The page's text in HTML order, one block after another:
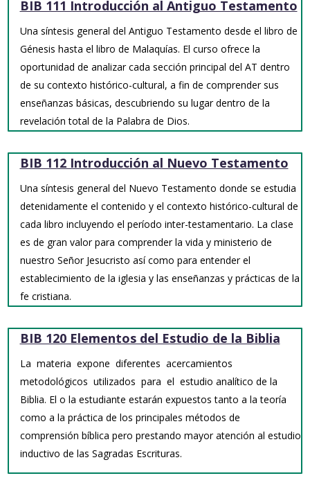
BIB 111 Introducción al Antiguo Testamento
Una síntesis general del Antiguo Testamento desde el libro de
Génesis hasta el libro de Malaquías. El curso ofrece la
oportunidad de analizar cada sección principal del AT dentro
de su contexto histórico-cultural, a fin de comprender sus
enseñanzas básicas, descubriendo su lugar dentro de la
revelación total de la Palabra de Dios.
BIB 112 Introducción al Nuevo Testamento
Una síntesis general del Nuevo Testamento donde se estudia
detenidamente el contenido y el contexto histórico-cultural de
cada libro incluyendo el período inter-testamentario. La clase
es de gran valor para comprender la vida y ministerio de
nuestro Señor Jesucristo así como para entender el
establecimiento de la iglesia y las enseñanzas y prácticas de la
fe cristiana.
BIB 120 Elementos del Estudio de la Biblia
La materia expone diferentes acercamientos
metodológicos utilizados para el estudio analítico de la
Biblia. El o la estudiante estarán expuestos tanto a la teoría
como a la práctica de los principales métodos de
comprensión bíblica pero prestando mayor atención al estudio
inductivo de las Sagradas Escrituras.